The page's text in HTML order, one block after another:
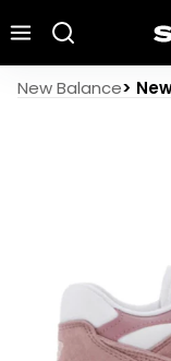
New Balance>
New Balance 550